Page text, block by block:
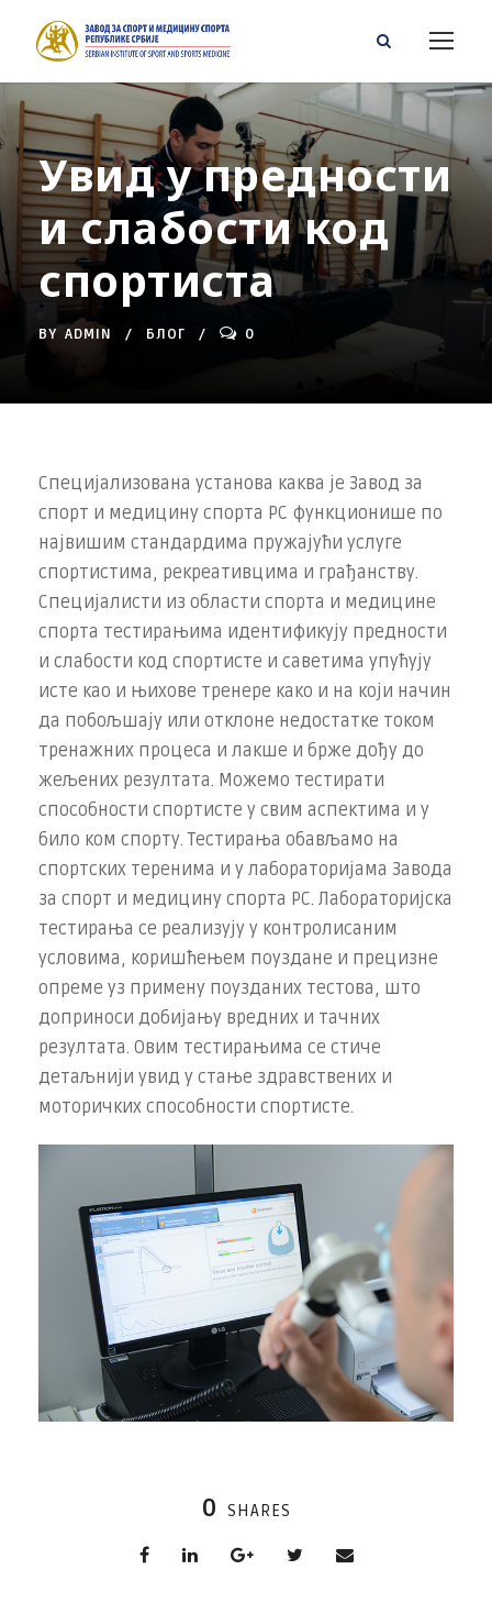
Увид у предности
и слабости код
спортиста
BY ADMIN БЛОГ 0
Специјализована установа каква је Завод за
спорт и медицину спорта РС функционише по
највишим стандардима пружајући услуге
спортистима, рекреативцима и грађанству.
Специјалисти из области спорта и медицине
спорта тестирањима идентификују предности
и слабости код спортисте и саветима упућују
исте као и њихове тренере како и на који начин
да побољшају или отклоне недостатке током
тренажних процеса и лакше и брже дођу до
жељених резултата. Можемо тестирати
способности спортисте у свим аспектима и у
било ком спорту. Тестирања обављамо на
спортских теренима и у лабораторијама Завода
за спорт и медицину спорта РС. Лабораторијска
тестирања се реализују у контролисаним
условима, коришћењем поуздане и прецизне
опреме уз примену поузданих тестова, што
доприноси добијању вредних и тачних
резултата. Овим тестирањима се стиче
детаљнији увид у стање здравствених и
моторичких способности спортисте.
0 SHARES